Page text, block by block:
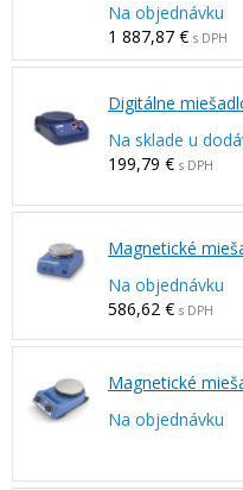
Na objednávku
1 887,87 € s DPH
Digitálne
Na sklade u
199,79 € s DPH
Magnetické
Na objednávku
586,62 € s DPH
Magnetické
Na objednávku